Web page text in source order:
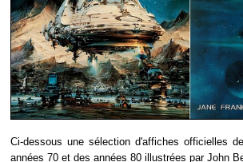
Ci-dessous une sélection d'affiches officielles
années 70 et des années 80 illustrées par John